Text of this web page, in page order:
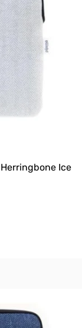
Ice